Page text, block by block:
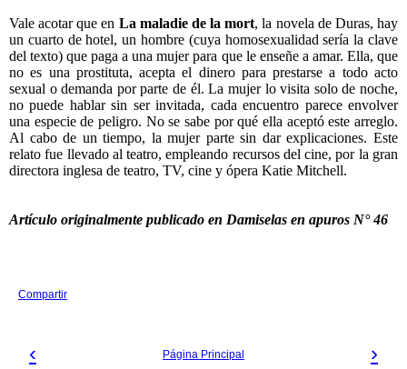
Vale acotar que en La maladie de la mort, la novela de Duras, hay
un cuarto de hotel, un hombre (cuya homosexualidad sería la clave
del texto) que paga a una mujer para que le enseñe a amar. Ella, que
no es una prostituta, acepta el dinero para prestarse a todo acto
sexual o demanda por parte de él. La mujer lo visita solo de noche,
no puede hablar sin ser invitada, cada encuentro parece envolver
una especie de peligro. No se sabe por qué ella aceptó este arreglo.
Al cabo de un tiempo, la mujer parte sin dar explicaciones. Este
relato fue llevado al teatro, empleando recursos del cine, por la gran
directora inglesa de teatro, TV, cine y ópera Katie Mitchell.
Artículo originalmente publicado en Damiselas en apuros N° 46
Compartir
‹ ›
Página Principal